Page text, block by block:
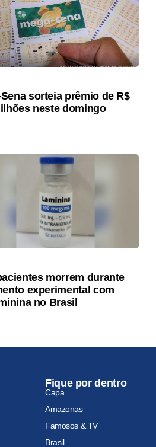
sorteia prêmio de R$
neste domingo
morrem durante
experimental com
no Brasil
Fique por dentro
Capa
Amazonas
Famosos & TV
Brasil